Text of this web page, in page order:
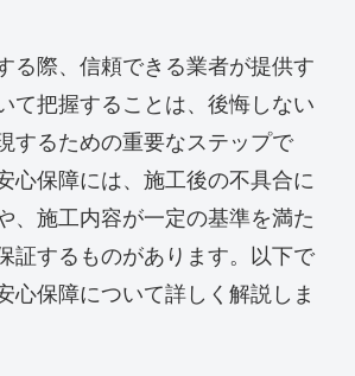
る際、信頼できる業者が提供す
て把握することは、後悔しない
するための重要なステップで
心保障には、施工後の不具合に
、施工内容が一定の基準を満た
証するものがあります。以下で
心保障について詳しく解説しま